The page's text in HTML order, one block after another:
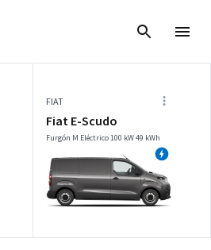
FIAT
Fiat E-Scudo
Furgón M Eléctrico 100 kW 49 kWh